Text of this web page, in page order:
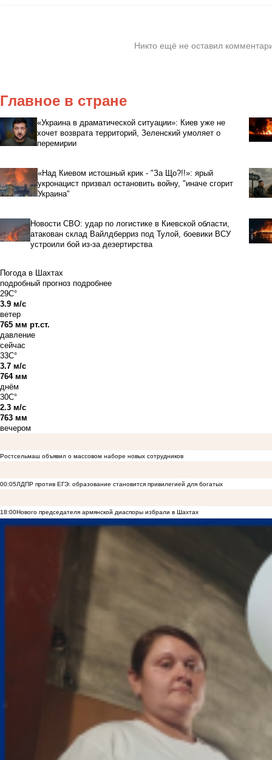
Никто ещё не оставил
Главное в стране
«Украина в драматической ситуации»: Киев уже не
хочет возврата территорий, Зеленский умоляет о
перемирии
«Над Киевом истошный крик - "За Що?!!»: ярый
укронацист призвал остановить войну, "иначе сгорит
Украина"
Новости СВО: удар по логистике в Киевской области,
атакован склад Вайлдберриз под Тулой, боевики ВСУ
устроили бой из-за дезертирства
Погода в Шахтах
подробный прогноз подробнее
29C°
3.9 м/с
ветер
765 мм рт.ст.
давление
сейчас
33C°
3.7 м/с
764 мм
днём
30C°
2.3 м/с
763 мм
вечером
Ростсельмаш объявил о массовом наборе новых сотрудников
00:05ЛДПР против ЕГЭ: образование становится привилегией для богатых
18:00Нового председателя армянской диаспоры избрали в Шахтах